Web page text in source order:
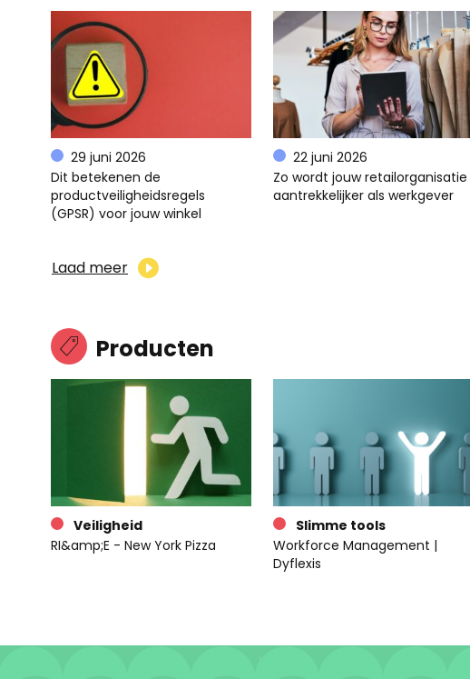
29 juni 2026
Dit betekenen de
productveiligheidsregels
(GPSR) voor jouw winkel
22 juni 2026
Zo wordt jouw retailorganisatie
aantrekkelijker als werkgever
Laad meer
Producten
Veiligheid
RI&amp;E - New York Pizza
Slimme tools
Workforce Management |
Dyflexis